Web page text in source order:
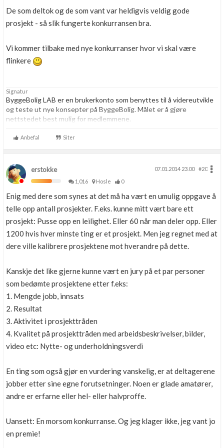
De som deltok og de som vant var heldigvis veldig gode
prosjekt - så slik fungerte konkurransen bra.
Vi kommer tilbake med nye konkurranser hvor vi skal være
flinkere
Signatur
ByggeBolig LAB er en brukerkonto som benyttes til å videreutvikle
og teste ut nye konsepter på ByggeBolig. Målet er å gjøre
nettstedet best mulig for medlemmene.
Anbefal Siter
erstokke 07.01.2014 23.00
#20
1,016
Hosle 0
Enig med dere som synes at det må ha vært en umulig oppgave å
telle opp antall prosjekter. F.eks. kunne mitt vært bare ett
prosjekt: Pusse opp en leilighet. Eller 60 når man deler opp. Eller
1200 hvis hver minste ting er et prosjekt. Men jeg regnet med at
dere ville kalibrere prosjektene mot hverandre på dette.
Kanskje det like gjerne kunne vært en jury på et par personer
som bedømte prosjektene etter f.eks:
1. Mengde jobb, innsats
2. Resultat
3. Aktivitet i prosjekttråden
4. Kvalitet på prosjekttråden med arbeidsbeskrivelser, bilder,
video etc: Nytte- og underholdningsverdi
En ting som også gjør en vurdering vanskelig, er at deltagerene
jobber etter sine egne forutsetninger. Noen er glade amatører,
andre er erfarne eller hel- eller halvproffe.
Uansett: En morsom konkurranse. Og jeg klager ikke, jeg vant jo
en premie!